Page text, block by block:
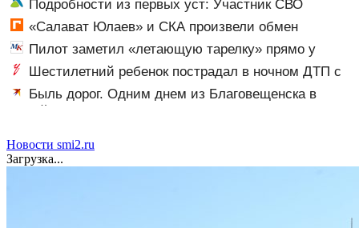
Подробности из первых уст: Участник СВО
рассказал, что спасло его в схватке с медведем
«Салават Юлаев» и СКА произвели обмен
Пилот заметил «летающую тарелку» прямо у
крыла самолета
Шестилетний ребенок пострадал в ночном ДТП с
тремя автомобилями на Федерации: видео
Быль дорог. Одним днем из Благовещенска в
Китай, лапша, мемы, и почему утке по-пекински
Новости smi2.ru
Загрузка...